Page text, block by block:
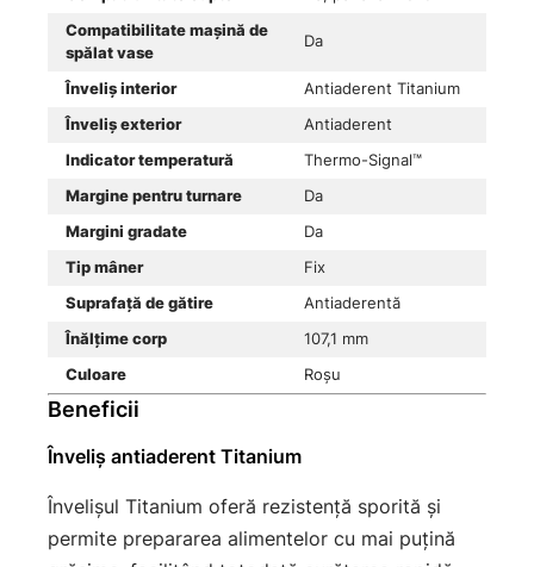
Compatibilitate mașină de
spălat vase
Da
Înveliș interior
Antiaderent Titanium
Înveliș exterior
Antiaderent
Indicator temperatură
Thermo-Signal™
Margine pentru turnare
Da
Margini gradate
Da
Tip mâner
Fix
Suprafață de gătire
Antiaderentă
Înălțime corp
107,1 mm
Culoare
Roșu
Beneficii
Înveliș antiaderent Titanium
Învelișul Titanium oferă rezistență sporită și
permite prepararea alimentelor cu mai puțină